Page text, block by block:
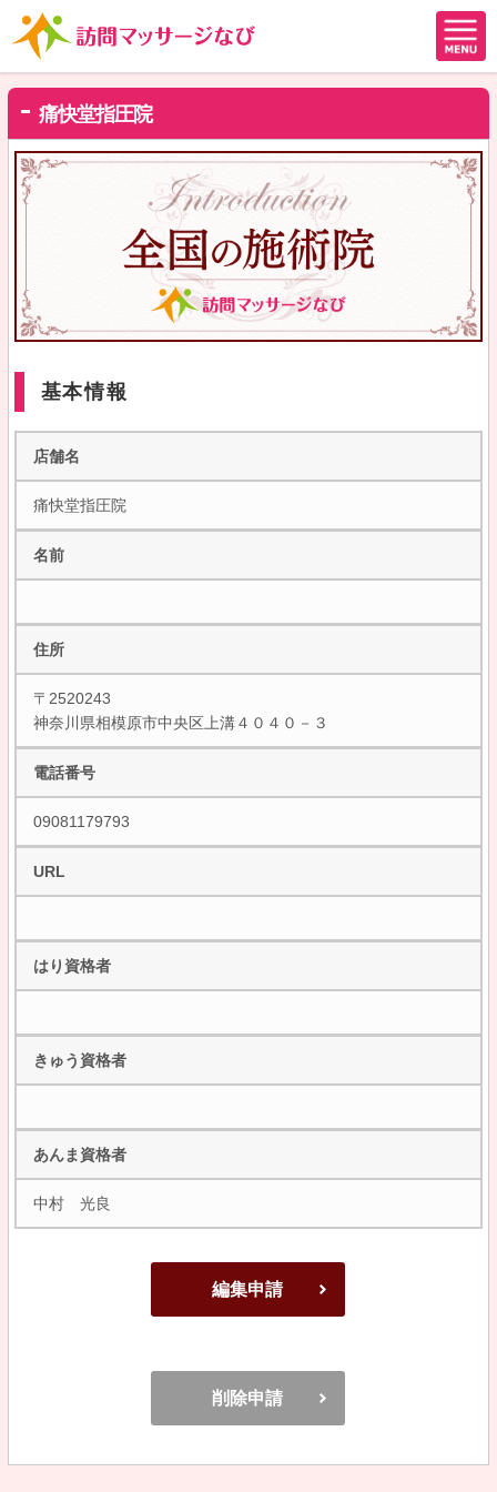
痛快堂指圧院
基本情報
店舗名
痛快堂指圧院
名前
住所
〒2520243
神奈川県相模原市中央区上溝４０４０－３
電話番号
09081179793
URL
はり資格者
きゅう資格者
あんま資格者
中村 光良
編集申請
削除申請